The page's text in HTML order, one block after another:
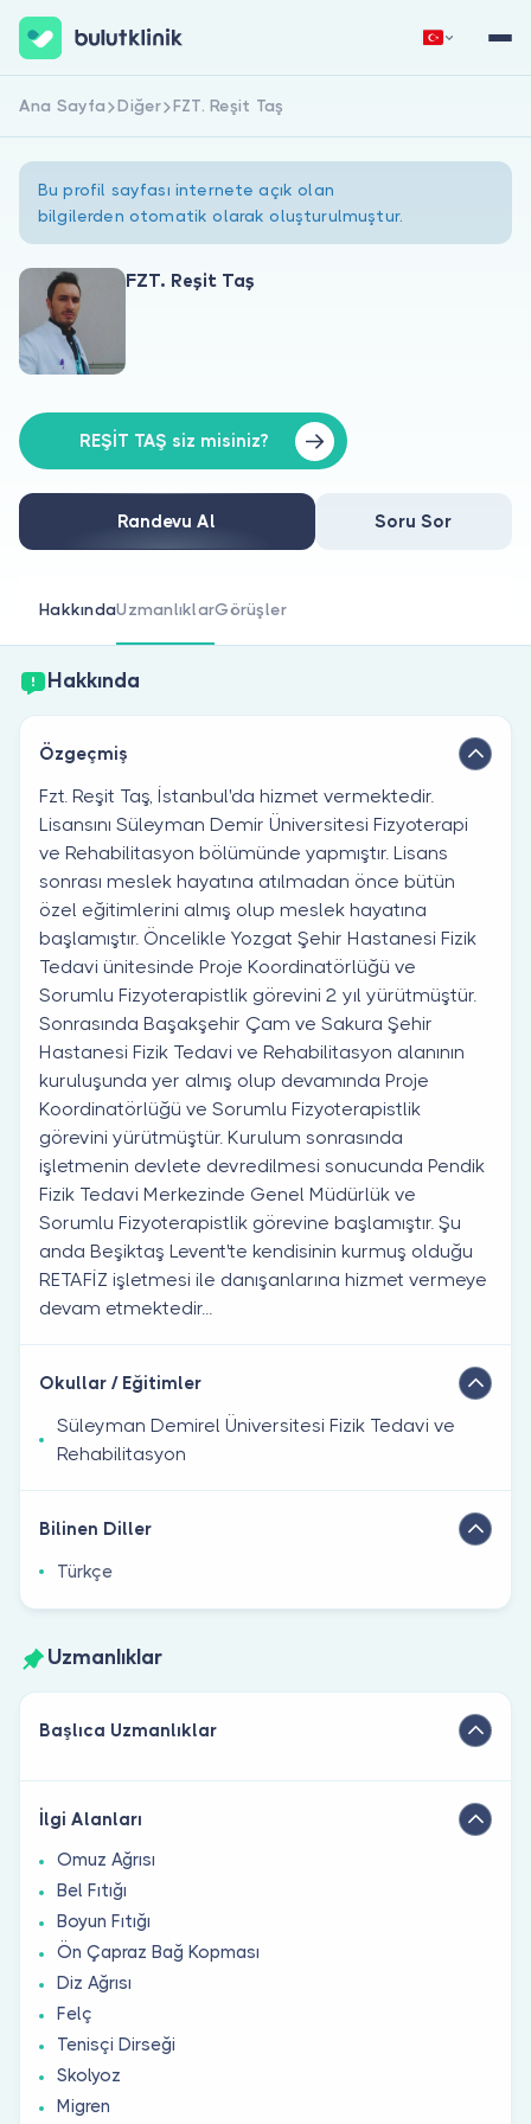
Hakkımızda
Doktorlar için
Doktor musunuz?
Hemen Kaydol
Ana Sayfa Diğer FZT. Reşit Taş
Bu profil sayfası internete açık olan
bilgilerden otomatik olarak oluşturulmuştur.
FZT. Reşit Taş
REŞİT TAŞ siz misiniz?
Randevu Al Soru Sor
HakkındaUzmanlıklarGörüşler
Hakkında
Özgeçmiş
Fzt. Reşit Taş, İstanbul'da hizmet vermektedir.
Lisansını Süleyman Demir Üniversitesi Fizyoterapi
ve Rehabilitasyon bölümünde yapmıştır. Lisans
sonrası meslek hayatına atılmadan önce bütün
özel eğitimlerini almış olup meslek hayatına
başlamıştır. Öncelikle Yozgat Şehir Hastanesi Fizik
Tedavi ünitesinde Proje Koordinatörlüğü ve
Sorumlu Fizyoterapistlik görevini 2 yıl yürütmüştür.
Sonrasında Başakşehir Çam ve Sakura Şehir
Hastanesi Fizik Tedavi ve Rehabilitasyon alanının
kuruluşunda yer almış olup devamında Proje
Koordinatörlüğü ve Sorumlu Fizyoterapistlik
görevini yürütmüştür. Kurulum sonrasında
işletmenin devlete devredilmesi sonucunda Pendik
Fizik Tedavi Merkezinde Genel Müdürlük ve
Sorumlu Fizyoterapistlik görevine başlamıştır. Şu
anda Beşiktaş Levent'te kendisinin kurmuş olduğu
RETAFİZ işletmesi ile danışanlarına hizmet vermeye
devam etmektedir...
Okullar / Eğitimler
Süleyman Demirel Üniversitesi Fizik Tedavi ve
Rehabilitasyon
Bilinen Diller
Türkçe
Uzmanlıklar
Başlıca Uzmanlıklar
İlgi Alanları
Omuz Ağrısı
Bel Fıtığı
Boyun Fıtığı
Ön Çapraz Bağ Kopması
Diz Ağrısı
Felç
Tenisçi Dirseği
Skolyoz
Migren